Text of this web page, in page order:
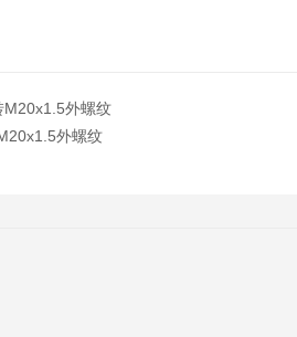
M20x1.5外螺纹
外螺纹